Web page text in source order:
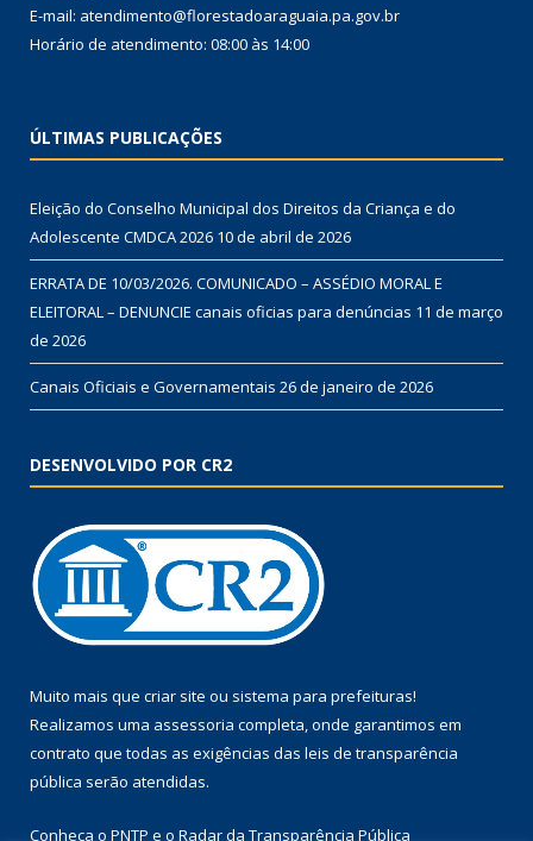
E-mail: atendimento@florestadoaraguaia.pa.gov.br
Horário de atendimento: 08:00 às 14:00
ÚLTIMAS PUBLICAÇÕES
Eleição do Conselho Municipal dos Direitos da Criança e do
Adolescente CMDCA 2026 10 de abril de 2026
ERRATA DE 10/03/2026. COMUNICADO – ASSÉDIO MORAL E
ELEITORAL – DENUNCIE canais oficias para denúncias 11 de março
de 2026
Canais Oficiais e Governamentais 26 de janeiro de 2026
DESENVOLVIDO POR CR2
Muito mais que criar site ou sistema para prefeituras!
Realizamos uma assessoria completa, onde garantimos em
contrato que todas as exigências das leis de transparência
pública serão atendidas.
Conheça o PNTP e o Radar da Transparência Pública